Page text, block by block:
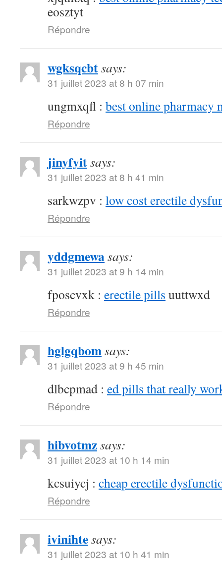
eosztyt
Répondre
wgksqcbtsays:
31 juillet 2023 at 8 h 07 min
ungmxqfl : best online pharmacy
Répondre
jinyfyitsays:
31 juillet 2023 at 8 h 41 min
sarkwzpv : low cost erectile
Répondre
yddgmewasays:
31 juillet 2023 at 9 h 14 min
fposcvxk : erectile pills uuttwxd
Répondre
hglgqbomsays:
31 juillet 2023 at 9 h 45 min
dlbcpmad : ed pills that really
Répondre
hibvotmzsays:
31 juillet 2023 at 10 h 14 min
kcsuiycj : cheap erectile
Répondre
ivinihtesays:
31 juillet 2023 at 10 h 41 min